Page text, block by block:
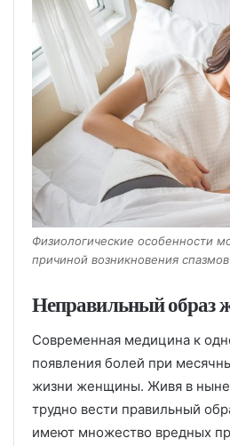
Физиологические особенности
причиной возникновения спазмов
Неправильный образ
Современная медицина к
появления болей при
жизни женщины. Живя в
трудно вести правильный
имеют множество вредных